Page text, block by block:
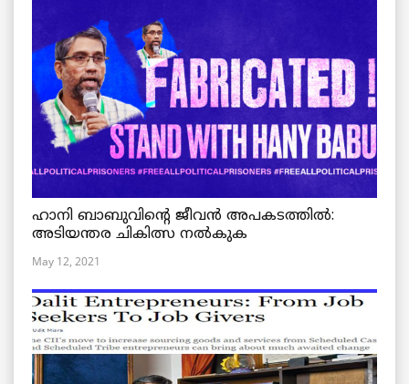
ഹാനി ബാബുവിന്റെ ജീവൻ അപകടത്തിൽ:
അടിയന്തര ചികിത്സ നൽകുക
May 12, 2021